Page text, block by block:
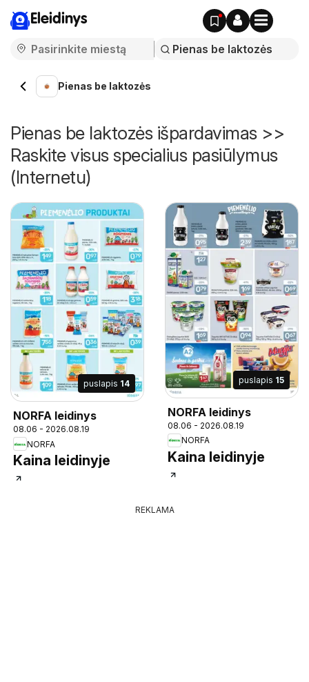
Eleidinys
Pienas be laktozės
Pienas be laktozės išpardavimas >>
Raskite visus specialius pasiūlymus
(Internetu)
puslapis 14
NORFA leidinys
08.06 - 2026.08.19
NORFA
Kaina leidinyje
puslapis 15
NORFA leidinys
08.06 - 2026.08.19
NORFA
Kaina leidinyje
REKLAMA